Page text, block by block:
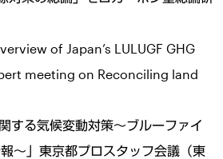
of Japan’s LULUGF GHG
meeting on Reconciling land
する気候変動対策～ブルーファイ
～」東京都プロスタッフ会議（東